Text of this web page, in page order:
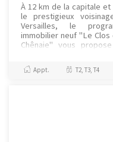
À 12 km de la capitale et
le prestigieux
Versailles, le
immobilier neuf "Le Clos
Chênaie" vous
distinguée des Yveli...
Appt. T2, T3, T4